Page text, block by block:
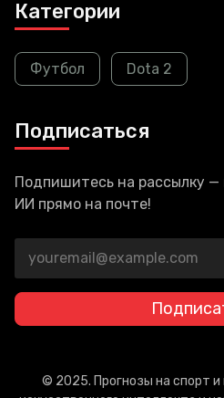
Категории
Футбол Dota 2
Подписаться
Подпишитесь на рассылку —
ИИ прямо на почте!
© 2025. Прогнозы на спорт